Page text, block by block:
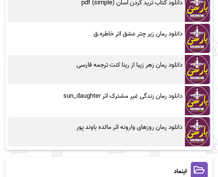
دانلود کتاب ترید کردن آسان (simple) pdf
دانلود رمان زیر چتر عشق اثر خاطره.ق
دانلود رمان زهر زیبا از رینا کنت ترجمه فارسی
دانلود رمان زندگی غیر مشترک اثر sun_daughter
دانلود رمان روزهای وارونه اثر مائده باوند پور
اینماد